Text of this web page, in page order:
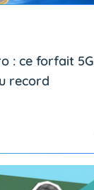
: ce forfait 5G
record